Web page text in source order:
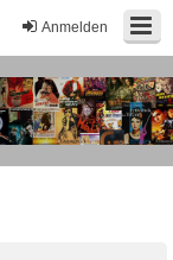
Anmelden